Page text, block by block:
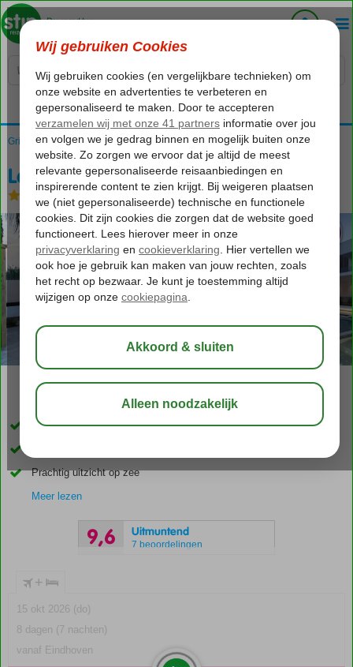
Voelt als thuiskomen...
Griekenland Kos Kos-Stad Lambi Lango Design Hotel & Spa
Lango Design Hotel & Spa
Logies en ontbijt- Hotel
aug 32°C
Only Adult hotel; min. leeftijd 16 jaar
Prachtig uitzicht op zee
Meer lezen
9,6 Uitmuntend
7 beoordelingen
+
15 okt 2026 (do)
8 dagen (7 nachten)
vanaf Eindhoven